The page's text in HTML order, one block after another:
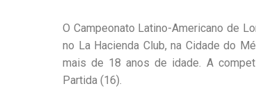
O Campeonato Latino-Americano de
no La Hacienda Club, na Cidade do
mais de 18 anos de idade. A
Partida (16).